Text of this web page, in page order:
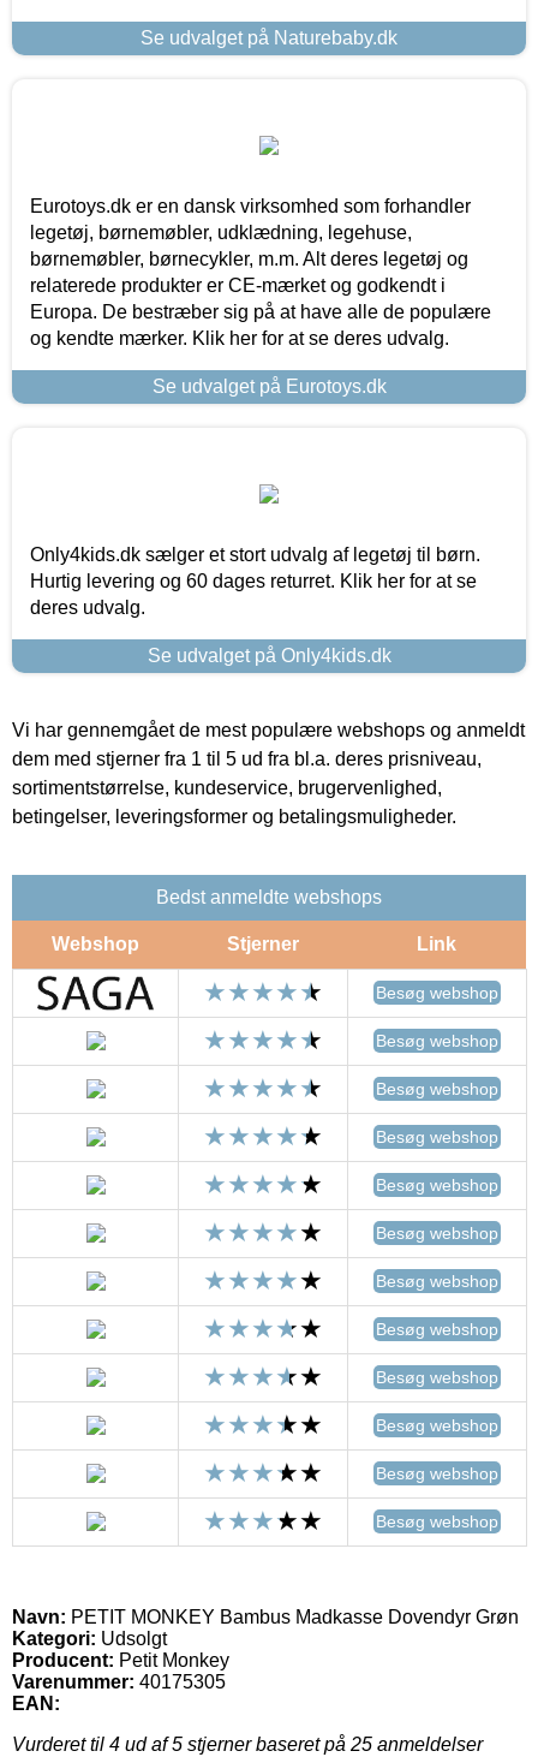
Se udvalget på Naturebaby.dk
Eurotoys.dk er en dansk virksomhed som forhandler
legetøj, børnemøbler, udklædning, legehuse,
børnemøbler, børnecykler, m.m. Alt deres legetøj og
relaterede produkter er CE-mærket og godkendt i
Europa. De bestræber sig på at have alle de populære
og kendte mærker. Klik her for at se deres udvalg.
Se udvalget på Eurotoys.dk
Only4kids.dk sælger et stort udvalg af legetøj til børn.
Hurtig levering og 60 dages returret. Klik her for at se
deres udvalg.
Se udvalget på Only4kids.dk
Vi har gennemgået de mest populære webshops og anmeldt
dem med stjerner fra 1 til 5 ud fra bl.a. deres prisniveau,
sortimentstørrelse, kundeservice, brugervenlighed,
betingelser, leveringsformer og betalingsmuligheder.
Bedst anmeldte webshops
Webshop Stjerner Link
Besøg webshop
Besøg webshop
Besøg webshop
Besøg webshop
Besøg webshop
Besøg webshop
Besøg webshop
Besøg webshop
Besøg webshop
Besøg webshop
Besøg webshop
Besøg webshop
Navn: PETIT MONKEY Bambus Madkasse Dovendyr Grøn
Kategori: Udsolgt
Producent: Petit Monkey
Varenummer: 40175305
EAN:
Vurderet til 4 ud af 5 stjerner baseret på 25 anmeldelser